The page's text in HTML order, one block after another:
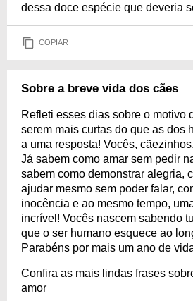
dessa doce espécie que deveria
COPIAR
Sobre a breve vida dos cães
Refleti esses dias sobre o motivo
serem mais curtas do que as dos
a uma resposta! Vocês,
Já sabem como amar sem pedir
sabem como demonstrar alegria,
ajudar mesmo sem poder falar,
inocência e ao mesmo tempo,
incrível! Vocês nascem sabendo
que o ser humano esquece ao
Parabéns por mais um ano de
Confira as mais lindas frases
amor